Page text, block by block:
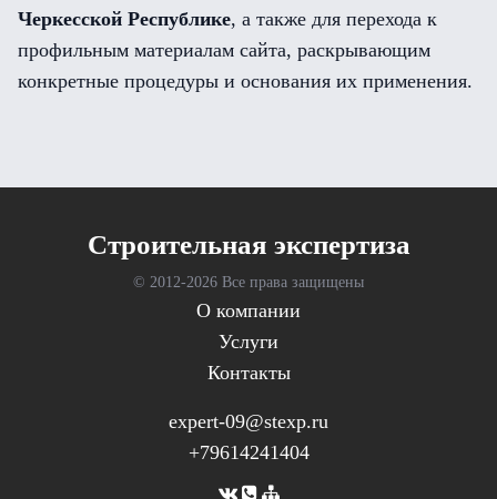
Черкесской Республике, а также для перехода к
профильным материалам сайта, раскрывающим
конкретные процедуры и основания их применения.
Cтроительная экспертиза
© 2012-2026 Все права защищены
О компании
Услуги
Контакты
expert-09@stexp.ru
+79614241404